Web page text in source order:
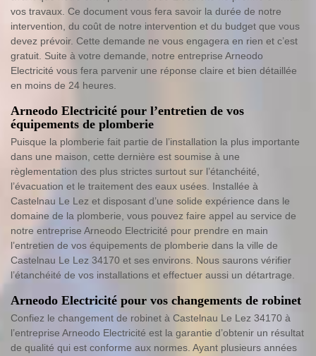
vos travaux. Ce document vous fera savoir la durée de notre
intervention, du coût de notre intervention et du budget que vous
devez prévoir. Cette demande ne vous engagera en rien et c’est
gratuit. Suite à votre demande, notre entreprise Arneodo
Electricité vous fera parvenir une réponse claire et bien détaillée
en moins de 24 heures.
Arneodo Electricité pour l’entretien de vos
équipements de plomberie
Puisque la plomberie fait partie de l’installation la plus importante
dans une maison, cette dernière est soumise à une
règlementation des plus strictes surtout sur l’étanchéité,
l’évacuation et le traitement des eaux usées. Installée à
Castelnau Le Lez et disposant d’une solide expérience dans le
domaine de la plomberie, vous pouvez faire appel au service de
notre entreprise Arneodo Electricité pour prendre en main
l’entretien de vos équipements de plomberie dans la ville de
Castelnau Le Lez 34170 et ses environs. Nous saurons vérifier
l’étanchéité de vos installations et effectuer aussi un détartrage.
Arneodo Electricité pour vos changements de robinet
Confiez le changement de robinet à Castelnau Le Lez 34170 à
l’entreprise Arneodo Electricité est la garantie d’obtenir un résultat
de qualité qui est conforme aux normes. Ayant plusieurs années